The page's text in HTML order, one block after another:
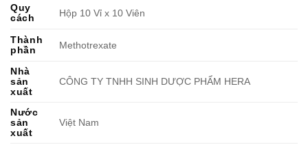
Quy
cách
Hộp 10 Vỉ x 10 Viên
Thành
phần
Methotrexate
Nhà
sản
xuất
CÔNG TY TNHH SINH DƯỢC PHẨM HERA
Nước
sản
xuất
Việt Nam